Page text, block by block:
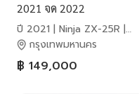
2021 จด 2022
ปี 2021 | Ninja ZX-25R |
Kawasaki
กรุงเทพมหานคร
฿ 149,000